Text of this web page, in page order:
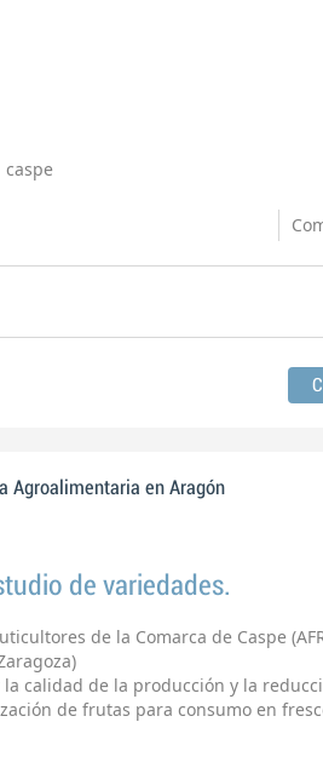
caspe
Agroalimentaria en Aragón
de variedades.
de la Comarca de Caspe
calidad de la producción y la
de frutas para consumo en